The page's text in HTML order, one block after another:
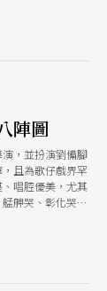
英雄。
陣圖
演，並扮演劉備腳
且為歌仔戲界罕
唱腔優美，尤其
舺哭、彰化哭一